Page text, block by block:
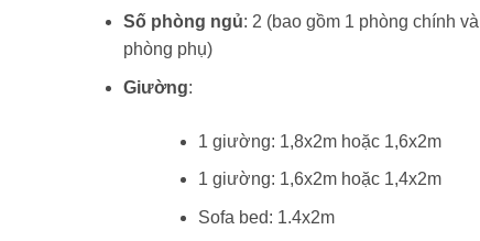
Số phòng ngủ: 2 (bao gồm 1 phòng chính
phòng phụ)
Giường:
1 giường: 1,8x2m hoặc 1,6x2m
1 giường: 1,6x2m hoặc 1,4x2m
Sofa bed: 1.4x2m